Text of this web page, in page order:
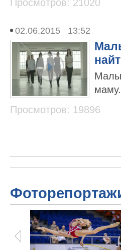
Просмотров: 21020
02.06.2015 13:52
маму.
Просмотров: 19896